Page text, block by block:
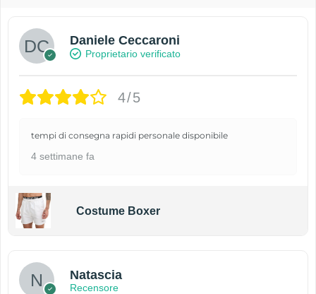
Daniele Ceccaroni
Proprietario verificato
4/5
tempi di consegna rapidi personale disponibile
4 settimane fa
Costume Boxer
Natascia
Recensore